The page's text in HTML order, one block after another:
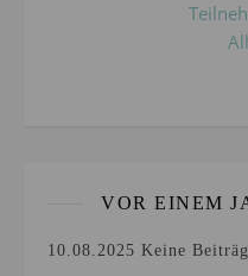
VOR EINEM
10.08.2025 Keine